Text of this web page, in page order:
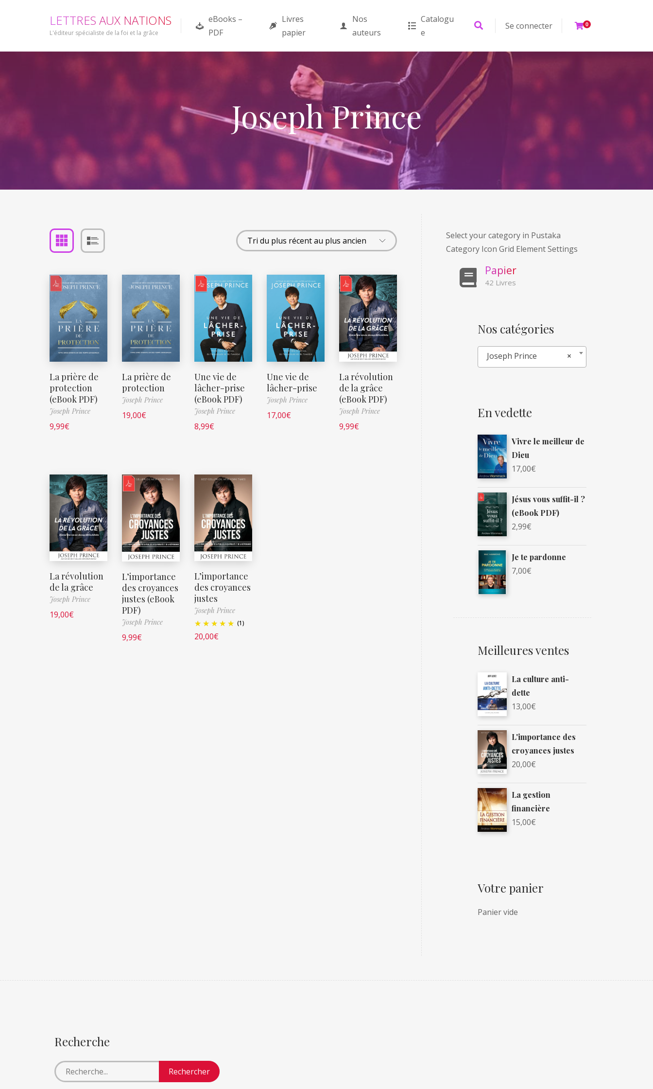
LETTRES AUX NATIONS
L'éditeur spécialiste de la foi et la grâce
eBooks –
PDF
Livres
papier
Nos
auteurs
Catalogu
e
Se connecter 0
Joseph Prince
La prière de
protection
(eBook PDF)
Joseph Prince
9,99€
La prière de
protection
Joseph Prince
19,00€
Une vie de
lâcher-prise
(eBook PDF)
Joseph Prince
8,99€
Une vie de
lâcher-prise
Joseph Prince
17,00€
La révolution
de la grâce
(eBook PDF)
Joseph Prince
9,99€
La révolution
de la grâce
Joseph Prince
19,00€
L’importance
des croyances
justes (eBook
PDF)
Joseph Prince
9,99€
L’importance
des croyances
justes
Joseph Prince
(1)
20,00€
Select your category in Pustaka
Category Icon Grid Element Settings
Papier
42 Livres
Nos catégories
×
Joseph Prince
En vedette
Vivre le meilleur de
Dieu
17,00€
Jésus vous suffit-il ?
(eBook PDF)
2,99€
Je te pardonne
7,00€
Meilleures ventes
La culture anti-
dette
13,00€
L'importance des
croyances justes
20,00€
La gestion
financière
15,00€
Votre panier
Panier vide
Recherche